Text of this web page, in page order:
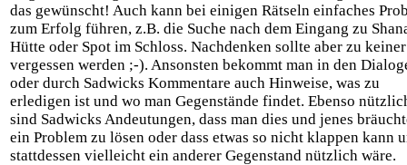
das gewünscht! Auch kann bei einigen Rätseln einfaches
zum Erfolg führen, z.B. die Suche nach dem Eingang zu
Hütte oder Spot im Schloss. Nachdenken sollte aber zu
vergessen werden ;-). Ansonsten bekommt man in den
oder durch Sadwicks Kommentare auch Hinweise, was zu
erledigen ist und wo man Gegenstände findet. Ebenso
sind Sadwicks Andeutungen, dass man dies und jenes
ein Problem zu lösen oder dass etwas so nicht klappen kann
stattdessen vielleicht ein anderer Gegenstand nützlich wäre.